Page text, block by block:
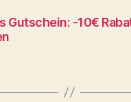
Gutschein: -10€